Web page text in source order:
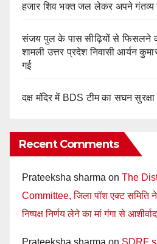
हजार शिव भक्त जल लेकर अपने
संजय पुल के पास सीढ़ियों से फिसलने
शामली उत्तर प्रदेश निवासी आर्यन
गई
दक्ष मंदिर में BDS टीम का सघन सुरक्षा
Recent Comments
Prateeksha sharma on The
Committee, जिला पॉश एक्ट समिति
निष्पक्ष निर्णय लेने का मां गंगा से
Prateeksha sharma on SDRF